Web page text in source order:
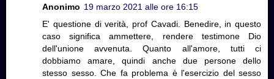
Anonimo 19 marzo 2021 alle ore 16:15
E' questione di verità, prof Cavadi. Benedire, in questo
caso significa ammettere, rendere testimone Dio
dell'unione avvenuta. Quanto all'amore, tutti ci
dobbiamo amare, quindi anche due persone dello
stesso sesso. Che fa problema è l'esercizio del sesso